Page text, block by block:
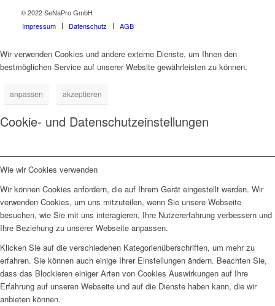
© 2022 SeNaPro GmbH
Impressum
Datenschutz AGB
Wir verwenden Cookies und andere externe Dienste, um Ihnen den
bestmöglichen Service auf unserer Website gewährleisten zu können.
anpassen akzeptieren
Cookie- und Datenschutzeinstellungen
Wie wir Cookies verwenden
Wir können Cookies anfordern, die auf Ihrem Gerät eingestellt werden. Wir
verwenden Cookies, um uns mitzuteilen, wenn Sie unsere Webseite
besuchen, wie Sie mit uns interagieren, Ihre Nutzererfahrung verbessern und
Ihre Beziehung zu unserer Webseite anpassen.
Klicken Sie auf die verschiedenen Kategorienüberschriften, um mehr zu
erfahren. Sie können auch einige Ihrer Einstellungen ändern. Beachten Sie,
dass das Blockieren einiger Arten von Cookies Auswirkungen auf Ihre
Erfahrung auf unseren Webseite und auf die Dienste haben kann, die wir
anbieten können.